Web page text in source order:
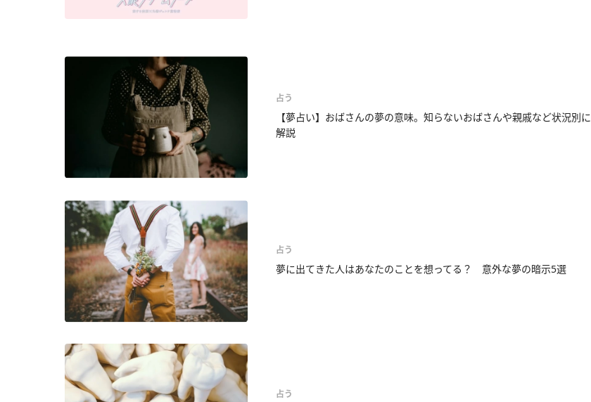
占う
【夢占い】おばさんの夢の意味。知らないおばさんや親戚など状況別に
解説
占う
夢に出てきた人はあなたのことを想ってる？ 意外な夢の暗示5選
占う